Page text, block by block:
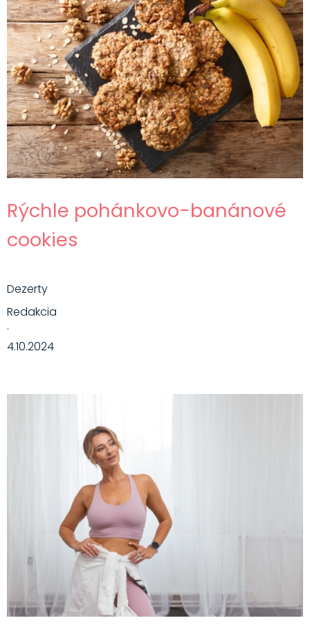
Rýchle pohánkovo-banánové
cookies
Dezerty
Redakcia
·
4.10.2024